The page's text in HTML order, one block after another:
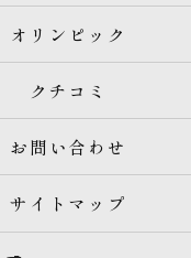
オリンピック
クチコミ
お問い合わせ
サイトマップ